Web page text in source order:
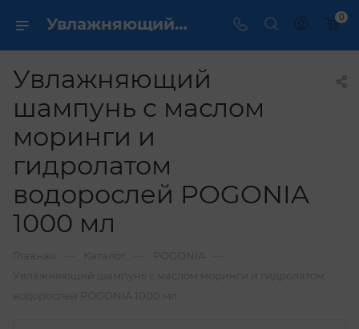
Увлажняющий шампунь с маслом моринги и гидролатом водорослей POGONIA 1000 мл купить по выгодной цене в интернет магазине 0
Увлажняющий
шампунь с маслом
моринги и
гидролатом
водорослей POGONIA
1000 мл